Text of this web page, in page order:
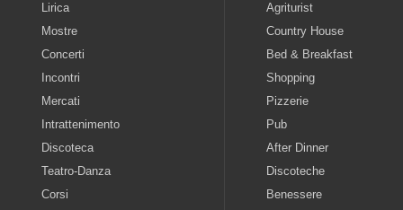
Lirica
Mostre
Concerti
Incontri
Mercati
Intrattenimento
Discoteca
Teatro-Danza
Corsi
Agriturist
Country House
Bed & Breakfast
Shopping
Pizzerie
Pub
After Dinner
Discoteche
Benessere